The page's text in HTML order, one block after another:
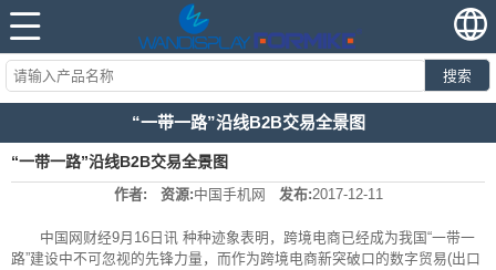
搜索
“一带一路”沿线B2B交易全景图
“一带一路”沿线B2B交易全景图
作者: 资源:中国手机网 发布:2017-12-11
中国网财经9月16日讯 种种迹象表明，跨境电商已经成为我国“一带一
路”建设中不可忽视的先锋力量，而作为跨境电商新突破口的数字贸易(出口